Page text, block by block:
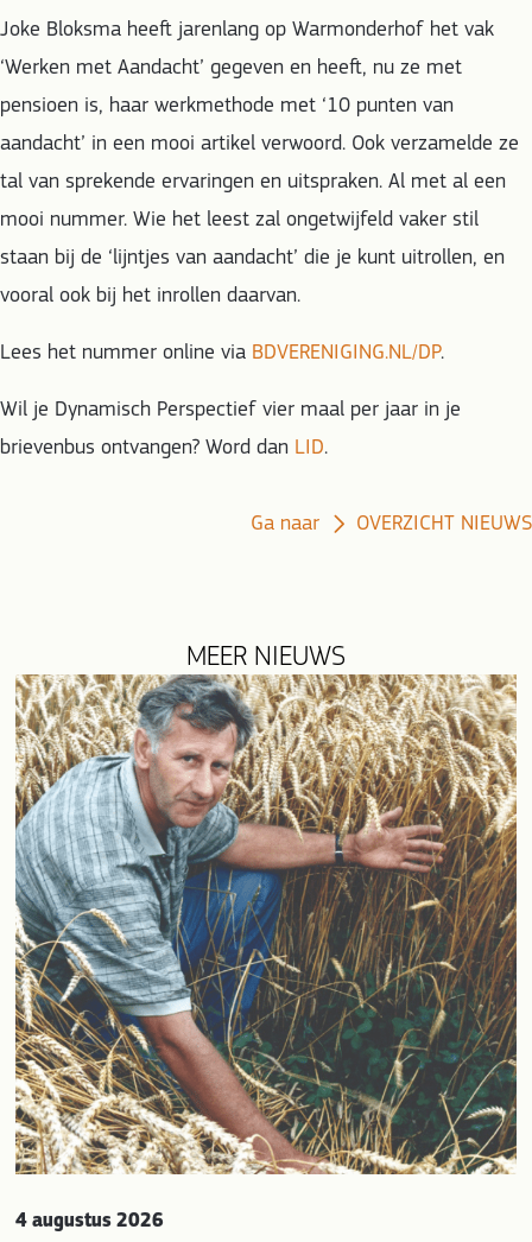
Joke Bloksma heeft jarenlang op Warmonderhof het vak
‘Werken met Aandacht’ gegeven en heeft, nu ze met
pensioen is, haar werkmethode met ‘10 punten van
aandacht’ in een mooi artikel verwoord. Ook verzamelde ze
tal van sprekende ervaringen en uitspraken. Al met al een
mooi nummer. Wie het leest zal ongetwijfeld vaker stil
staan bij de ‘lijntjes van aandacht’ die je kunt uitrollen, en
vooral ook bij het inrollen daarvan.
Lees het nummer online via BDVERENIGING.NL/DP.
Wil je Dynamisch Perspectief vier maal per jaar in je
brievenbus ontvangen? Word dan LID.
Ga naar OVERZICHT NIEUWS
MEER NIEUWS
4 augustus 2026